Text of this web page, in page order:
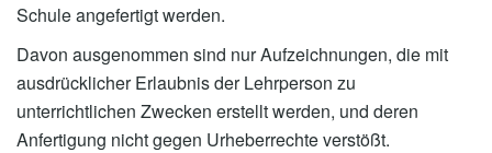
Schule angefertigt werden.
Davon ausgenommen sind nur Aufzeichnungen, die mit
ausdrücklicher Erlaubnis der Lehrperson zu
unterrichtlichen Zwecken erstellt werden, und deren
Anfertigung nicht gegen Urheberrechte verstößt.